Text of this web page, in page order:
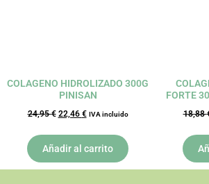
COLAGENO HIDROLIZADO 300G
PINISAN
24,95€ 22,46 € IVA incluido
Añadir al carrito
FORTE
18,88